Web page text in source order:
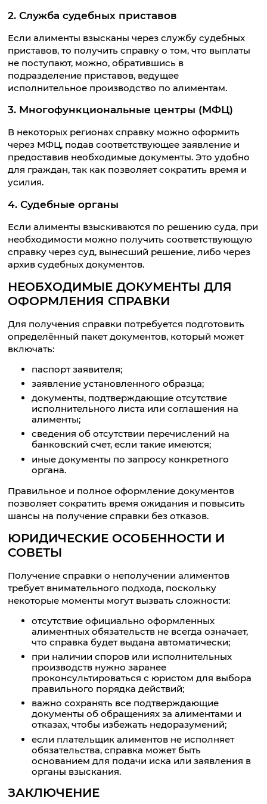
2. Служба судебных приставов
Если алименты взысканы через службу судебных
приставов, то получить справку о том, что выплаты
не поступают, можно, обратившись в
подразделение приставов, ведущее
исполнительное производство по алиментам.
3. Многофункциональные центры (МФЦ)
В некоторых регионах справку можно оформить
через МФЦ, подав соответствующее заявление и
предоставив необходимые документы. Это удобно
для граждан, так как позволяет сократить время и
усилия.
4. Судебные органы
Если алименты взыскиваются по решению суда, при
необходимости можно получить соответствующую
справку через суд, вынесший решение, либо через
архив судебных документов.
НЕОБХОДИМЫЕ ДОКУМЕНТЫ ДЛЯ
ОФОРМЛЕНИЯ СПРАВКИ
Для получения справки потребуется подготовить
определённый пакет документов, который может
включать:
паспорт заявителя;
заявление установленного образца;
документы, подтверждающие отсутствие
исполнительного листа или соглашения на
алименты;
сведения об отсутствии перечислений на
банковский счет, если такие имеются;
иные документы по запросу конкретного
органа.
Правильное и полное оформление документов
позволяет сократить время ожидания и повысить
шансы на получение справки без отказов.
ЮРИДИЧЕСКИЕ ОСОБЕННОСТИ И
СОВЕТЫ
Получение справки о неполучении алиментов
требует внимательного подхода, поскольку
некоторые моменты могут вызвать сложности:
отсутствие официально оформленных
алиментных обязательств не всегда означает,
что справка будет выдана автоматически;
при наличии споров или исполнительных
производств нужно заранее
проконсультироваться с юристом для выбора
правильного порядка действий;
важно сохранять все подтверждающие
документы об обращениях за алиментами и
отказах, чтобы избежать недоразумений;
если плательщик алиментов не исполняет
обязательства, справка может быть
основанием для подачи иска или заявления в
органы взыскания.
ЗАКЛЮЧЕНИЕ